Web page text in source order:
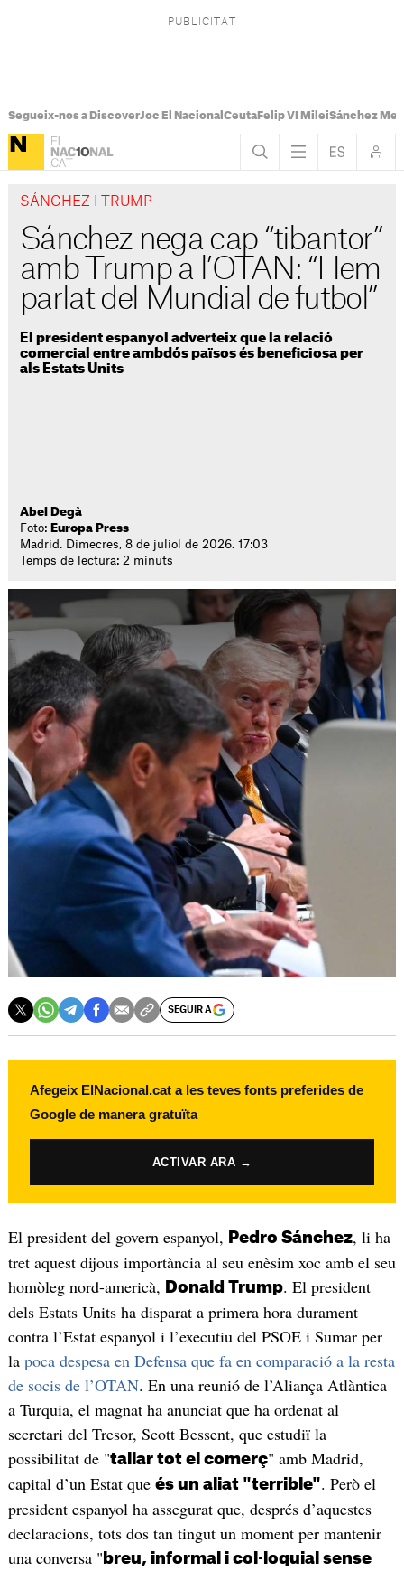
Segueix-nos a DiscoverJoc El Nacional CeutaFelip VI MileiSánchez
SÁNCHEZ I TRUMP
Sánchez nega cap “tibantor”
amb Trump a l’OTAN: “Hem
parlat del Mundial de futbol”
El president espanyol adverteix que la relació
comercial entre ambdós països és beneficiosa per
als Estats Units
Abel Degà
Foto: Europa Press
Madrid. Dimecres, 8 de juliol de 2026. 17:03
Temps de lectura: 2 minuts
SEGUIR A
Afegeix ElNacional.cat a les teves fonts preferides de
Google de manera gratuïta
ACTIVAR ARA →
El president del govern espanyol, Pedro Sánchez, li ha
tret aquest dijous importància al seu enèsim xoc amb el seu
homòleg nord-americà, Donald Trump. El president
dels Estats Units ha disparat a primera hora durament
contra l’Estat espanyol i l’executiu del PSOE i Sumar per
la poca despesa en Defensa que fa en comparació a la resta
de socis de l’OTAN. En una reunió de l’Aliança Atlàntica
a Turquia, el magnat ha anunciat que ha ordenat al
secretari del Tresor, Scott Bessent, que estudiï la
possibilitat de "tallar tot el comerç" amb Madrid,
capital d’un Estat que és un aliat "terrible". Però el
president espanyol ha assegurat que, després d’aquestes
declaracions, tots dos tan tingut un moment per mantenir
una conversa " breu, informal i col·loquial sense